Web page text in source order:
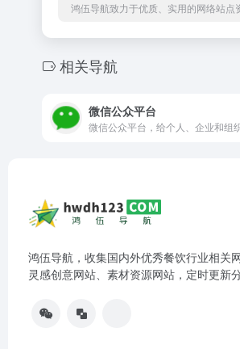
鸿伍导航致力于优质、实用的网络站点
相关导航
微信公众平台
鸿伍导航，收集国内外优秀餐饮行业相关
灵感创意网站、素材资源网站，定时更新